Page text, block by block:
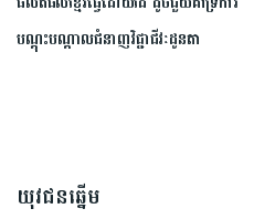
បណ្តុះបណ្តាលជំនាញវិជ្ជាជីវៈដូនតា
យុវជនឆ្នើម